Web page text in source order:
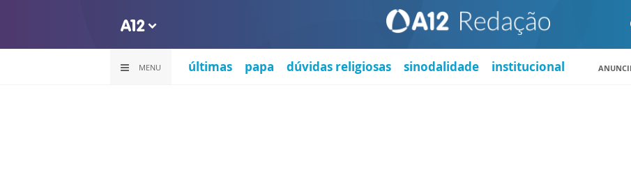
MENU últimas papa dúvidas religiosas sinodalidade institucional